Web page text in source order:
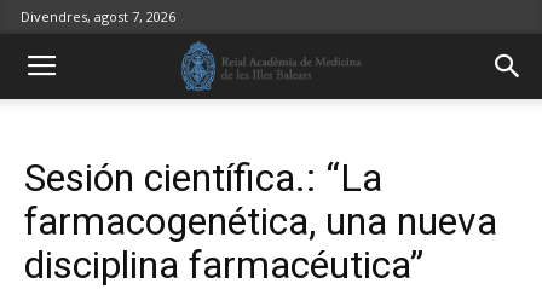
Divendres, agost 7, 2026
Sesión científica.: “La
farmacogenética, una nueva
disciplina farmacéutica”